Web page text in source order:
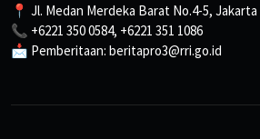
📍 Jl. Medan Merdeka Barat No.4-5,
📞 +6221 350 0584, +6221 351 1086
📩 Pemberitaan: beritapro3@rri.go.id